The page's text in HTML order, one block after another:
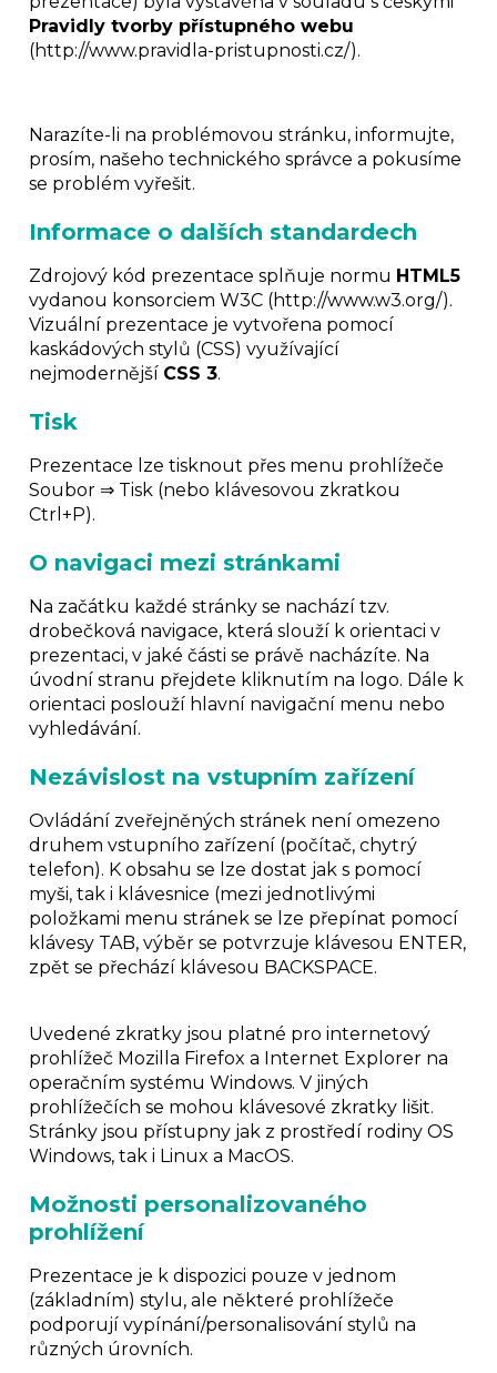
Pravidly tvorby přístupného webu
(http://www.pravidla-pristupnosti.cz/).
Narazíte-li na problémovou stránku, informujte,
prosím, našeho technického správce a pokusíme
se problém vyřešit.
Informace o dalších standardech
Zdrojový kód prezentace splňuje normu HTML5
vydanou konsorciem W3C (http://www.w3.org/).
Vizuální prezentace je vytvořena pomocí
kaskádových stylů (CSS) využívající
nejmodernější CSS 3.
Tisk
Prezentace lze tisknout přes menu prohlížeče
Soubor ⇒ Tisk (nebo klávesovou zkratkou
Ctrl+P).
O navigaci mezi stránkami
Na začátku každé stránky se nachází tzv.
drobečková navigace, která slouží k orientaci v
prezentaci, v jaké části se právě nacházíte. Na
úvodní stranu přejdete kliknutím na logo. Dále k
orientaci poslouží hlavní navigační menu nebo
vyhledávání.
Nezávislost na vstupním zařízení
Ovládání zveřejněných stránek není omezeno
druhem vstupního zařízení (počítač, chytrý
telefon). K obsahu se lze dostat jak s pomocí
myši, tak i klávesnice (mezi jednotlivými
položkami menu stránek se lze přepínat pomocí
klávesy TAB, výběr se potvrzuje klávesou ENTER,
zpět se přechází klávesou BACKSPACE.
Uvedené zkratky jsou platné pro internetový
prohlížeč Mozilla Firefox a Internet Explorer na
operačním systému Windows. V jiných
prohlížečích se mohou klávesové zkratky lišit.
Stránky jsou přístupny jak z prostředí rodiny OS
Windows, tak i Linux a MacOS.
Možnosti personalizovaného
prohlížení
Prezentace je k dispozici pouze v jednom
(základním) stylu, ale některé prohlížeče
podporují vypínání/personalisování stylů na
různých úrovních.